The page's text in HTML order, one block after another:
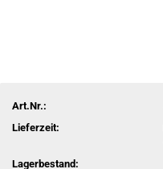
Art.Nr.:
Lieferzeit:
Lagerbestand: